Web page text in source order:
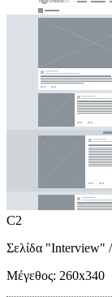
C2
Σελίδα "Interview"
Μέγεθος: 260x340